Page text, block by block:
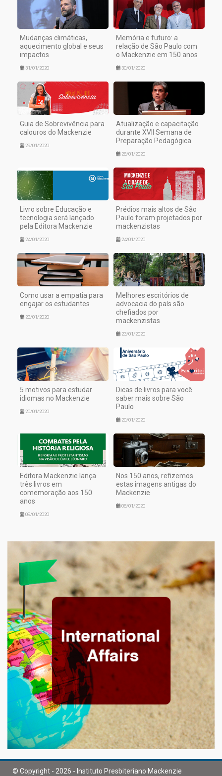
Mudanças climáticas,
aquecimento global e seus
impactos
31/01/2020
Memória e futuro: a
relação de São Paulo com
o Mackenzie em 150 anos
30/01/2020
Guia de Sobrevivência para
calouros do Mackenzie
29/01/2020
Atualização e capacitação
durante XVII Semana de
Preparação Pedagógica
28/01/2020
Livro sobre Educação e
tecnologia será lançado
pela Editora Mackenzie
24/01/2020
Prédios mais altos de São
Paulo foram projetados por
mackenzistas
24/01/2020
Como usar a empatia para
engajar os estudantes
23/01/2020
Melhores escritórios de
advocacia do país são
chefiados por
mackenzistas
23/01/2020
5 motivos para estudar
idiomas no Mackenzie
20/01/2020
Dicas de livros para você
saber mais sobre São
Paulo
20/01/2020
Editora Mackenzie lança
três livros em
comemoração aos 150
anos
09/01/2020
Nos 150 anos, refizemos
estas imagens antigas do
Mackenzie
08/01/2020
© Copyright - 2026 - Instituto Presbiteriano Mackenzie